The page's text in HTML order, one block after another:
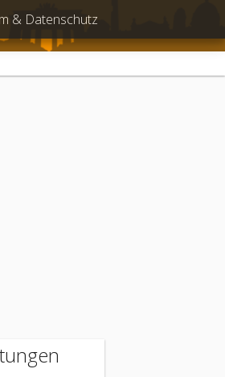
& Datenschutz